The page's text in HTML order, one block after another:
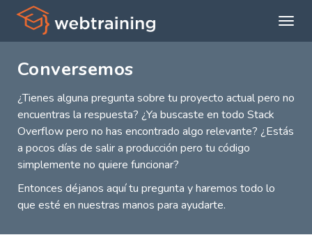
Conversemos
¿Tienes alguna pregunta sobre tu proyecto actual pero no
encuentras la respuesta? ¿Ya buscaste en todo Stack
Overflow pero no has encontrado algo relevante? ¿Estás
a pocos días de salir a producción pero tu código
simplemente no quiere funcionar?
Entonces déjanos aquí tu pregunta y haremos todo lo
que esté en nuestras manos para ayudarte.